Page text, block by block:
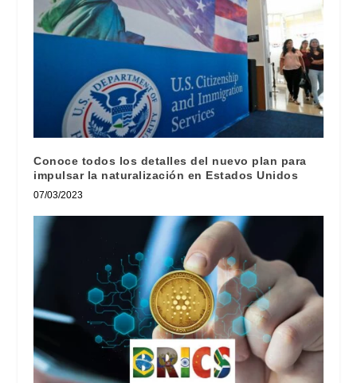
Conoce todos los detalles del nuevo plan para
impulsar la naturalización en Estados Unidos
07/03/2023